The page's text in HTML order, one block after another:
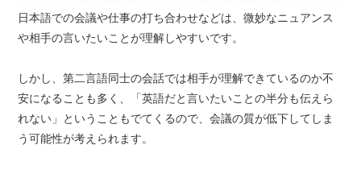
日本語での会議や仕事の打ち合わせなどは、微妙なニュアンス
や相手の言いたいことが理解しやすいです。
しかし、第二言語同士の会話では相手が理解できているのか不
安になることも多く、「英語だと言いたいことの半分も伝えら
れない」ということもでてくるので、会議の質が低下してしま
う可能性が考えられます。